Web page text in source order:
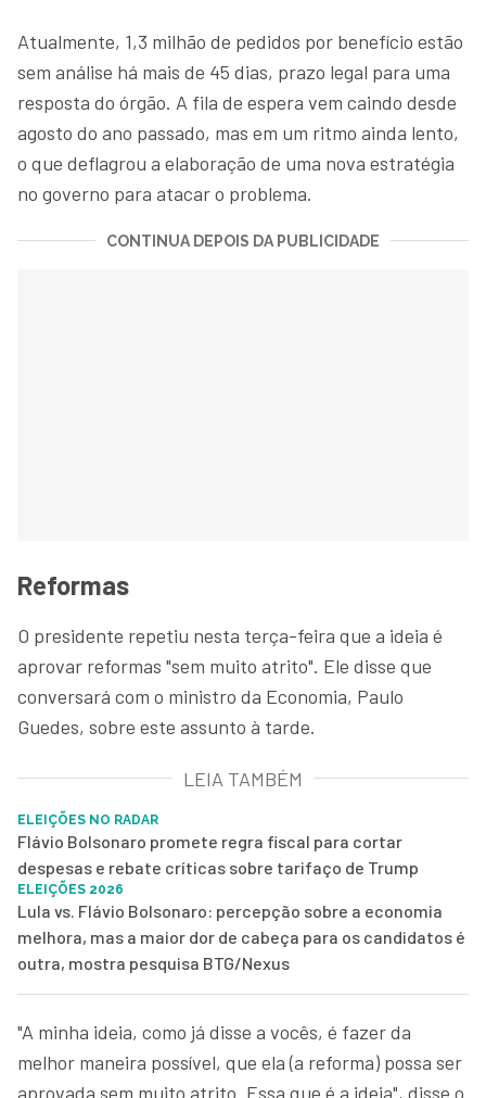
Atualmente, 1,3 milhão de pedidos por benefício estão
sem análise há mais de 45 dias, prazo legal para uma
resposta do órgão. A fila de espera vem caindo desde
agosto do ano passado, mas em um ritmo ainda lento,
o que deflagrou a elaboração de uma nova estratégia
no governo para atacar o problema.
CONTINUA DEPOIS DA PUBLICIDADE
Reformas
O presidente repetiu nesta terça-feira que a ideia é
aprovar reformas "sem muito atrito". Ele disse que
conversará com o ministro da Economia, Paulo
Guedes, sobre este assunto à tarde.
LEIA TAMBÉM
ELEIÇÕES NO RADAR
Flávio Bolsonaro promete regra fiscal para cortar
despesas e rebate críticas sobre tarifaço de Trump
ELEIÇÕES 2026
Lula vs. Flávio Bolsonaro: percepção sobre a economia
melhora, mas a maior dor de cabeça para os candidatos é
outra, mostra pesquisa BTG/Nexus
"A minha ideia, como já disse a vocês, é fazer da
melhor maneira possível, que ela (a reforma) possa ser
aprovada sem muito atrito. Essa que é a ideia", disse o